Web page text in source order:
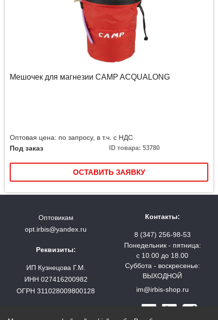
Мешочек для магнезии CAMP ACQUALONG
Оптовая цена: по запросу, в т.ч. с НДС
Под заказ
ID товара: 53780
ОСТАВИТЬ ЗАЯВКУ
Оптовикам
opt.irbis@yandex.ru
Реквизиты:
ИП Кузнецова Г.М.
ИНН 027416200982
ОГРН 311028009800128
Контакты:
8 (347) 256-98-53
Понедельник - пятница:
с 10.00 до 18.00
Суббота - воскресенье:
ВЫХОДНОЙ
im@irbis-shop.ru